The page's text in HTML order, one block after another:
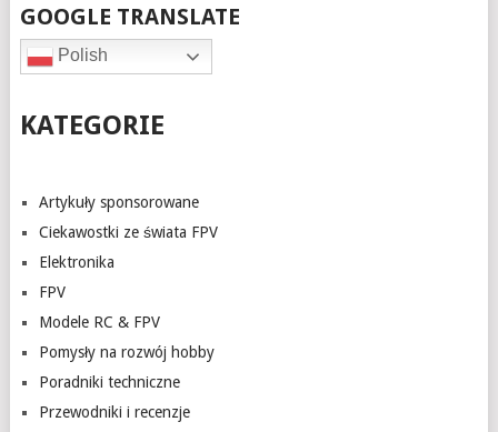
GOOGLE TRANSLATE
Polish
KATEGORIE
Artykuły sponsorowane
Ciekawostki ze świata FPV
Elektronika
FPV
Modele RC & FPV
Pomysły na rozwój hobby
Poradniki techniczne
Przewodniki i recenzje